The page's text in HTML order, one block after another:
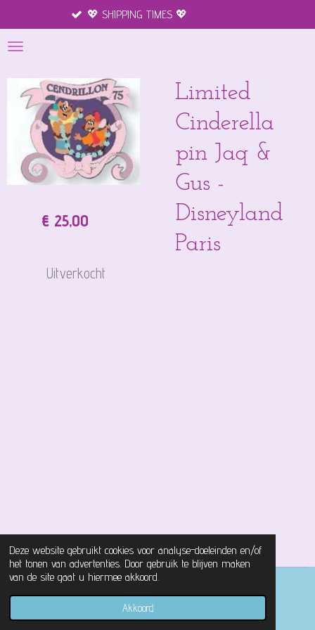
Deze website gebruikt cookies voor analyse-doeleinden en/of
het tonen van advertenties. Door gebruik te blijven maken
van de site gaat u hiermee akkoord.
Akkoord
direct
naar
hoofdinhoud
💖 SHIPPING TIMES 💖
Limited
Cinderella
pin Jaq &
Gus -
Disneyland
Paris
€ 25,00
Uitverkocht